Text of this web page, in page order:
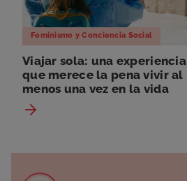
Feminismo y Conciencia Social
Viajar sola: una experiencia
que merece la pena vivir al
menos una vez en la vida